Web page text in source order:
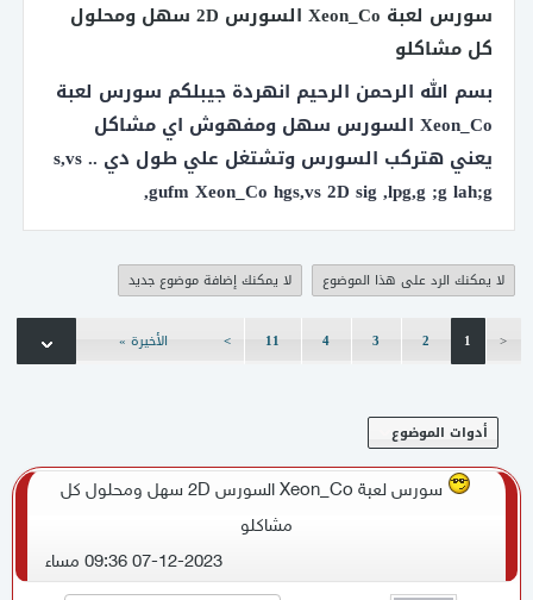
برنامج فك تشفير ملف Server.dat
اوتوباتش حصري اوبن سورس - Auto Patch open source - Auto Patch
Conquer Online 100%
برنامج لفك وتشفير ملف GameLoadInfo المستخدم ف الاوتو باتش
حصري تحميل AutoPatch كونكر اون لاين القديم
لودر 5095 مش متفيرس
سورس لعبة Xeon_Co السورس 2D سهل ومحلول
كل مشاكلو
بسم الله الرحمن الرحيم انهردة جيبلكم سورس لعبة
Xeon_Co السورس سهل ومفهوش اي مشاكل
يعني هتركب السورس وتشتغل علي طول دي .. s,vs
gufm Xeon_Co hgs,vs 2D sig ,lpg,g ;g lah;g,
لا يمكنك الرد على هذا الموضوع لا يمكنك إضافة موضوع جديد
<
1
2
3
4
11
> الأخيرة »
أدوات الموضوع
سورس لعبة Xeon_Co السورس 2D سهل ومحلول كل
مشاكلو
07-12-2023 09:36 مساء